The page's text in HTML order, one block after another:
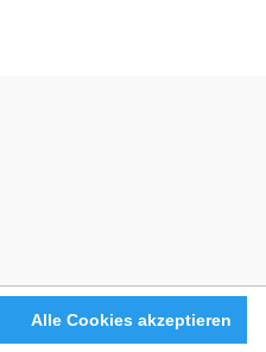
Alle Cookies akzeptieren